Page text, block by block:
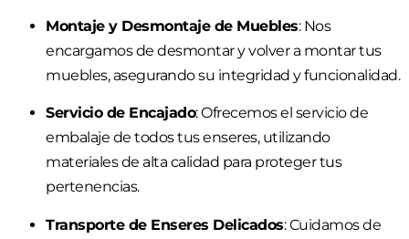
Montaje y Desmontaje de Muebles: Nos
encargamos de desmontar y volver a montar tus
muebles, asegurando su integridad y funcionalidad.
Servicio de Encajado: Ofrecemos el servicio de
embalaje de todos tus enseres, utilizando
materiales de alta calidad para proteger tus
pertenencias.
Transporte de Enseres Delicados: Cuidamos de